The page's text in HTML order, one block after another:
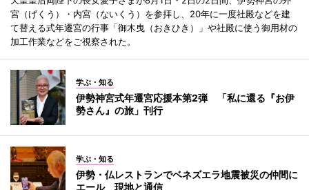
宮（げくう）・内宮（ないくう）を参拝し、20年に一度社殿などを建
て替える式年遷宮の行事「御木曳（おきひき）」や社殿に使う御用材の
加工作業などをご視察された。
学ぶ・知る
伊勢神宮式年遷宮応援本第2弾 「私に還る『お伊
勢さん』の旅」刊行
学ぶ・知る
伊勢・仏レストランでベネズエラ地震被災の仲間に
エール 現地と通信